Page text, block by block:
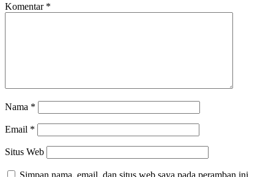
Komentar *
Nama *
Email *
Situs Web
Simpan nama, email, dan situs web saya pada peramban ini